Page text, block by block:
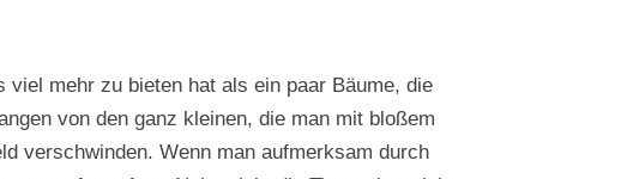
viel mehr zu bieten hat als ein paar Bäume, die
von den ganz kleinen, die man mit bloßem
verschwinden. Wenn man aufmerksam durch